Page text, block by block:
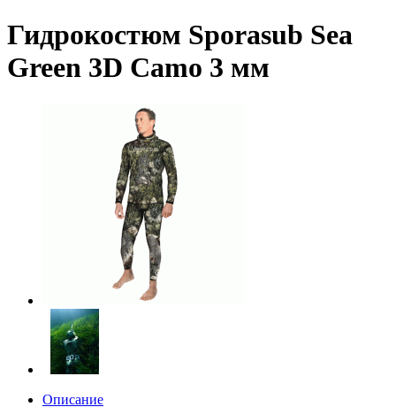
Гидрокостюм Sporasub Sea
Green 3D Camo 3 мм
Описание